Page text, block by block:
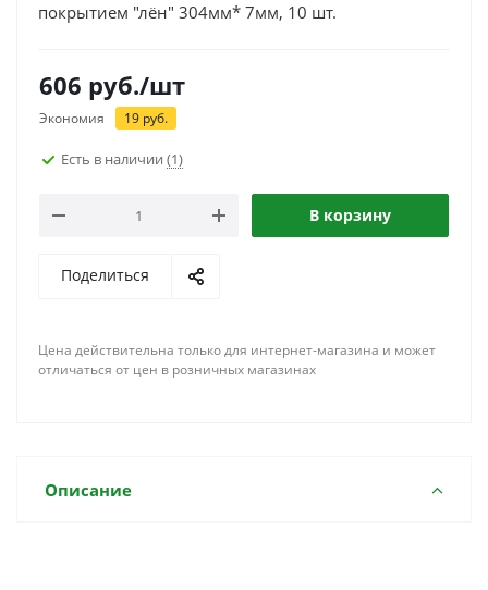
покрытием "лён" 304мм* 7мм, 10 шт.
606 руб./шт
Экономия 19 руб.
Есть в наличии (1)
В корзину
Поделиться
Цена действительна только для интернет-магазина и может
отличаться от цен в розничных магазинах
Описание